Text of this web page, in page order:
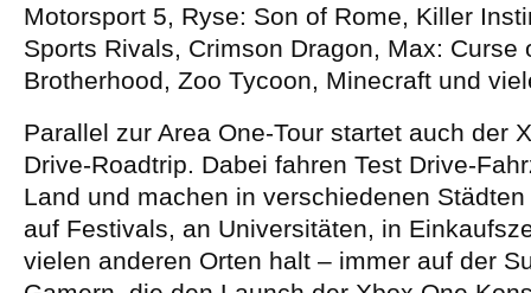
Motorsport 5, Ryse: Son of Rome, Killer
Sports Rivals, Crimson Dragon, Max: Curse
Brotherhood, Zoo Tycoon, Minecraft und
Parallel zur Area One-Tour startet auch der
Drive-Roadtrip. Dabei fahren Test Drive-
Land und machen in verschiedenen
auf Festivals, an Universitäten, in
vielen anderen Orten halt – immer auf der